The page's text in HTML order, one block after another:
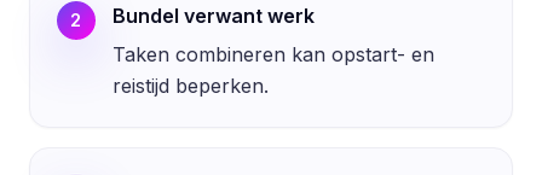
2
Bundel verwant werk
Taken combineren kan opstart- en
reistijd beperken.